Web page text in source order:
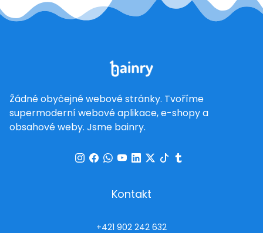
Žádné obyčejné webové stránky. Tvoříme
supermoderní webové aplikace, e-shopy a
obsahové weby. Jsme bainry.
Kontakt
+421 902 242 632